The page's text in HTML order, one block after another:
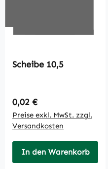
Scheibe 10,5
Regulärer Preis:
0,02 €
Preise exkl. MwSt. zzgl.
Versandkosten
In den Warenkorb